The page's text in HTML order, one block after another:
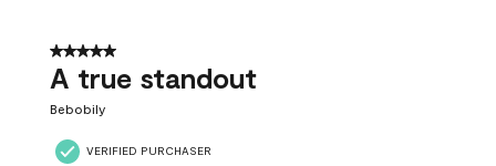
5 out of 5 stars.
A true standout
Bebobily
VERIFIED PURCHASER